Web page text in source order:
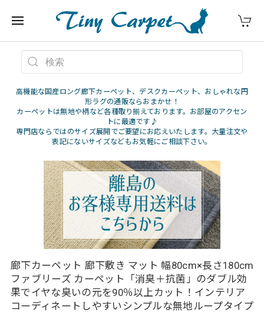
高機能な国産ロング廊下カーペット、デスクカーペット、おしゃれな円
形ラグの通販ならおまかせ！
カーペットは無地や柄など各種取り揃えております。お部屋のアクセン
トに最適です♪
専門店ならではのサイズ展開でご要望にお応えいたします。大量注文や
表記にないサイズなどもお気軽にご相談下さい。
廊下カーペット 廊下敷き マット 幅80cm×長さ180cm
ファブリーズ カーペット「消臭＋抗菌」のダブル効
果でイヤな臭いの元を90％以上カット！インテリア
コーディネートしやすいシンプルな無地ループタイプ